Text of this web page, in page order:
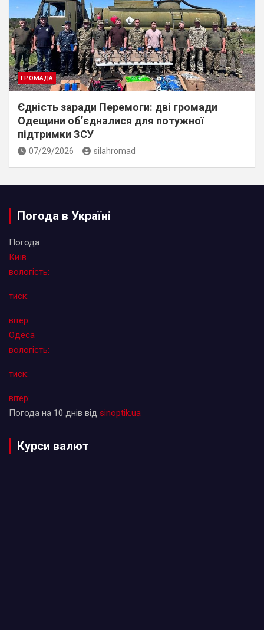
ГРОМАДА
Єдність заради Перемоги: дві громади
Одещини об’єдналися для потужної
підтримки ЗСУ
07/29/2026 silahromad
Погода в Україні
Погода
Київ
вологість:
тиск:
вітер:
Одеса
вологість:
тиск:
вітер:
Погода на 10 днів від sinoptik.ua
Курси валют